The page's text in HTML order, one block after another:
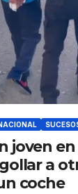
joven
a
coche